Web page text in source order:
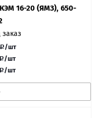
16-20 (ЯМЗ), 650-
заказ
/шт
/шт
/шт